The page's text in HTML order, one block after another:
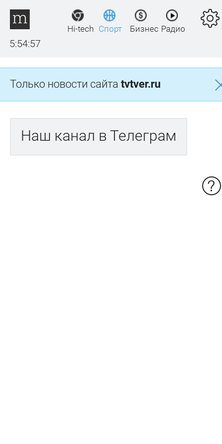
5:54:57
Hi-tech Спорт Бизнес Радио
Только новости сайта tvtver.ru
Наш канал в Телеграм